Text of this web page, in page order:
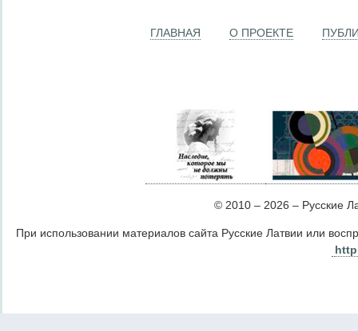
ГЛАВНАЯ О ПРОЕКТЕ
© 2010 – 2026 – Русские
При использовании материалов сайта Русские Латвии или